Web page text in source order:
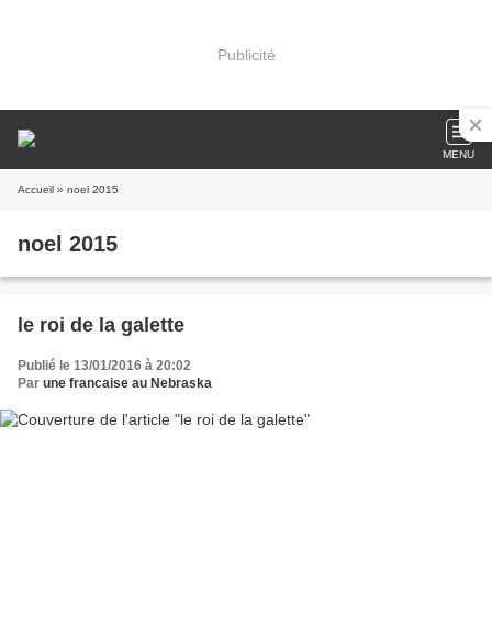
Publicité
MENU
Accueil » noel 2015
noel 2015
le roi de la galette
Publié le 13/01/2016 à 20:02
Par une francaise au Nebraska